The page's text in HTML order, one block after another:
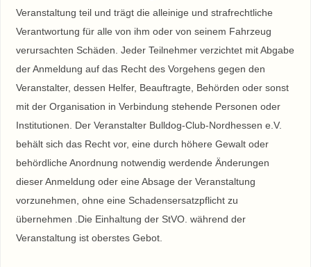
Veranstaltung teil und trägt die alleinige und strafrechtliche
Verantwortung für alle von ihm oder von seinem Fahrzeug
verursachten Schäden. Jeder Teilnehmer verzichtet mit Abgabe
der Anmeldung auf das Recht des Vorgehens gegen den
Veranstalter, dessen Helfer, Beauftragte, Behörden oder sonst
mit der Organisation in Verbindung stehende Personen oder
Institutionen. Der Veranstalter Bulldog-Club-Nordhessen e.V.
behält sich das Recht vor, eine durch höhere Gewalt oder
behördliche Anordnung notwendig werdende Änderungen
dieser Anmeldung oder eine Absage der Veranstaltung
vorzunehmen, ohne eine Schadensersatzpflicht zu
übernehmen .Die Einhaltung der StVO. während der
Veranstaltung ist oberstes Gebot.